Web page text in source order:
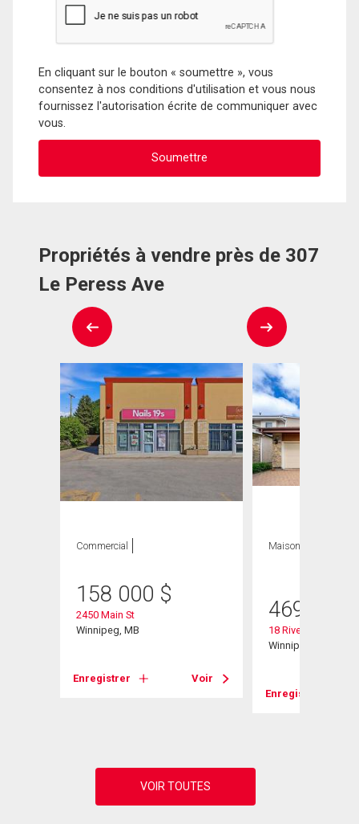
En cliquant sur le bouton « soumettre », vous
consentez à nos conditions d'utilisation et vous nous
fournissez l'autorisation écrite de communiquer avec
vous.
Propriétés à vendre près de 307
Le Peress Ave
Commercial
158 000 $
2450 Main St
Winnipeg, MB
Enregistrer Voir
Maison
469 900
18 Riverstone Rd
Winnipeg, MB
Enregistrer